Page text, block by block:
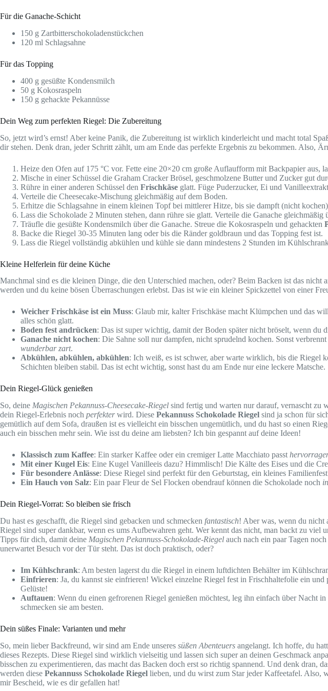
Für die Ganache-Schicht
150 g Zartbitterschokoladenstückchen
120 ml Schlagsahne
Für das Topping
400 g gesüßte Kondensmilch
50 g Kokosraspeln
150 g gehackte Pekannüsse
Dein Weg zum perfekten Riegel: Die Zubereitung
So, jetzt wird’s ernst! Aber keine Panik, die Zubereitung ist wirklich kinderleicht und macht total
dir stehen. Denk dran, jeder Schritt zählt, um am Ende das perfekte Ergebnis zu bekommen. Also,
Heize den Ofen auf 175 °C vor. Fette eine 20×20 cm große Auflaufform mit Backpapier aus,
Mische in einer Schüssel die Graham Cracker Brösel, geschmolzene Butter und Zucker gut
Rühre in einer anderen Schüssel den Frischkäse glatt. Füge Puderzucker, Ei und
Verteile die Cheesecake-Mischung gleichmäßig auf dem Boden.
Erhitze die Schlagsahne in einem kleinen Topf bei mittlerer Hitze, bis sie dampft (nicht
Lass die Schokolade 2 Minuten stehen, dann rühre sie glatt. Verteile die Ganache gleichmäßig
Träufle die gesüßte Kondensmilch über die Ganache. Streue die Kokosraspeln und gehackten
Backe die Riegel 30-35 Minuten lang oder bis die Ränder goldbraun und das Topping fest ist.
Lass die Riegel vollständig abkühlen und kühle sie dann mindestens 2 Stunden im
Kleine Helferlein für deine Küche
Manchmal sind es die kleinen Dinge, die den Unterschied machen, oder? Beim Backen ist das nicht
werden und du keine bösen Überraschungen erlebst. Das ist wie ein kleiner Spickzettel von einer
Weicher Frischkäse ist ein Muss: Glaub mir, kalter Frischkäse macht Klümpchen und das
alles schön glatt.
Boden fest andrücken: Das ist super wichtig, damit der Boden später nicht bröselt, wenn
Ganache nicht kochen: Die Sahne soll nur dampfen, nicht sprudelnd kochen. Sonst
wunderbar zart.
Abkühlen, abkühlen, abkühlen: Ich weiß, es ist schwer, aber warte wirklich, bis die Riegel
Schichten bleiben stabil. Das ist echt wichtig, sonst hast du am Ende nur eine leckere Matsche.
Dein Riegel-Glück genießen
So, deine Magischen Pekannuss-Cheesecake-Riegel sind fertig und warten nur darauf, vernascht zu
dein Riegel-Erlebnis noch perfekterwird. Diese Pekannuss Schokolade Riegel sind ja schon für
gemütlich auf dem Sofa, draußen ist es vielleicht ein bisschen ungemütlich, und du hast so einen
auch ein bisschen mehr sein. Wie isst du deine am liebsten? Ich bin gespannt auf deine Ideen!
Klassisch zum Kaffee: Ein starker Kaffee oder ein cremiger Latte Macchiato passt
Mit einer Kugel Eis: Eine Kugel Vanilleeis dazu? Himmlisch! Die Kälte des Eises und die
Für besondere Anlässe: Diese Riegel sind perfekt für den Geburtstag, ein kleines
Ein Hauch von Salz: Ein paar Fleur de Sel Flocken obendrauf können die Schokolade noch
Dein Riegel-Vorrat: So bleiben sie frisch
Du hast es geschafft, die Riegel sind gebacken und schmecken fantastisch! Aber was, wenn du nicht
Riegel sind super dankbar, wenn es ums Aufbewahren geht. Wer kennt das nicht, man backt zu
Tipps für dich, damit deine Magischen Pekannuss-Schokolade-Riegel auch nach ein paar Tagen
unerwartet Besuch vor der Tür steht. Das ist doch praktisch, oder?
Im Kühlschrank: Am besten lagerst du die Riegel in einem luftdichten Behälter im
Einfrieren: Ja, du kannst sie einfrieren! Wickel einzelne Riegel fest in Frischhaltefolie ein
Gelüste!
Auftauen: Wenn du einen gefrorenen Riegel genießen möchtest, leg ihn einfach über Nacht
schmecken sie am besten.
Dein süßes Finale: Varianten und mehr
So, mein lieber Backfreund, wir sind am Ende unseres süßen Abenteuers angelangt. Ich hoffe, du
dieses Rezepts. Diese Riegel sind wirklich vielseitig und lassen sich super an deinen Geschmack
bisschen zu experimentieren, das macht das Backen doch erst so richtig spannend. Und denk dran,
werden diese Pekannuss Schokolade Riegel lieben, und du wirst zum Star jeder Kaffeetafel. Also,
mir Bescheid, wie es dir gefallen hat!